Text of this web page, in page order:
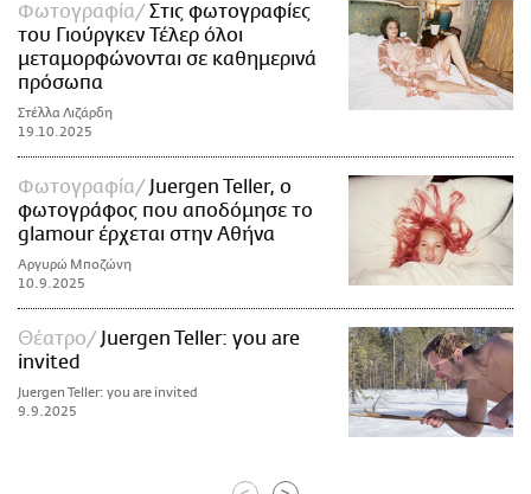
Φωτογραφία
Στις φωτογραφίες
του Γιούργκεν Τέλερ όλοι
μεταμορφώνονται σε καθημερινά
πρόσωπα
Στέλλα Λιζάρδη
19.10.2025
Φωτογραφία
Juergen Teller, ο
φωτογράφος που αποδόμησε το
glamour έρχεται στην Αθήνα
Αργυρώ Μποζώνη
10.9.2025
Θέατρο
Juergen Teller: you are
invited
Juergen Teller: you are invited
9.9.2025